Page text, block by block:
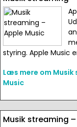
styring. Apple Music
Læs mere om
Music
Musik streaming –